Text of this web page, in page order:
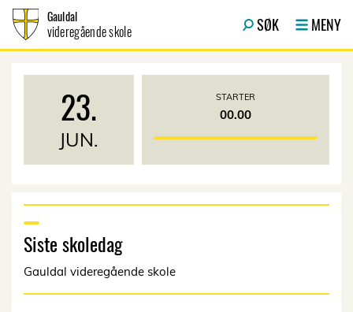
Gauldal
videregående skole SØK MENY
23.
JUN.
STARTER
00.00
Siste skoledag
Gauldal videregående skole